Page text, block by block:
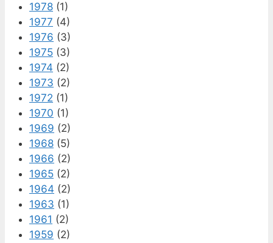
1978 (1)
1977 (4)
1976 (3)
1975 (3)
1974 (2)
1973 (2)
1972 (1)
1970 (1)
1969 (2)
1968 (5)
1966 (2)
1965 (2)
1964 (2)
1963 (1)
1961 (2)
1959 (2)